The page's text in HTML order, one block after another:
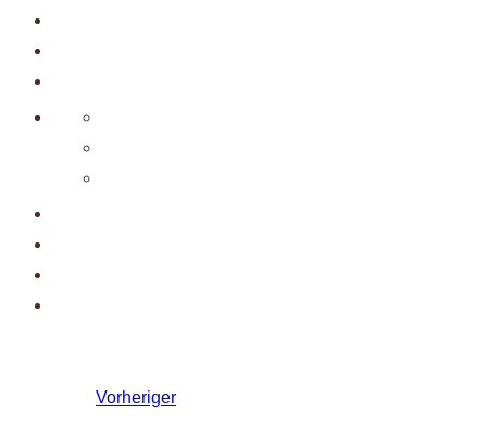
Vorheriger